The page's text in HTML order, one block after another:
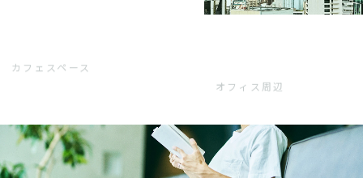
カフェスペース
オフィス周辺